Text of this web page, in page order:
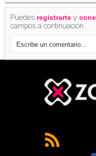
Puedes registrarte y
campos a continuación.